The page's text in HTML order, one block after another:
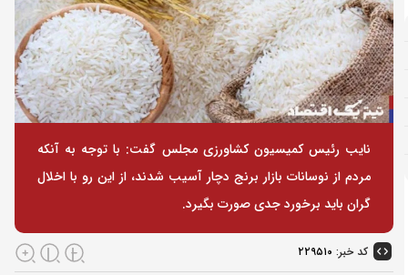
نایب رئیس کمیسیون کشاورزی مجلس گفت: با توجه به آنکه
مردم از نوسانات بازار برنج دچار آسیب شدند، از این رو با اخلال
گران باید برخورد جدی صورت بگیرد.
کد خبر: ۲۲۹۵۱۰